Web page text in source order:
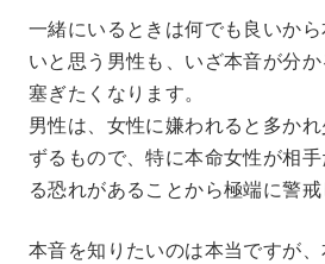
一緒にいるときは何でも良いか
いと思う男性も、いざ本音が分
塞ぎたくなります。
男性は、女性に嫌われると多か
ずるもので、特に本命女性が相
る恐れがあることから極端に警戒
本音を知りたいのは本当ですが